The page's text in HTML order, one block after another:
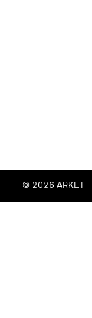
© 2026 ARKET